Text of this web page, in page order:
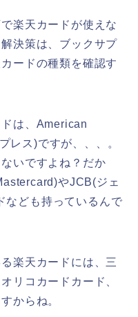
楽天カードが使えな
決策は、ブックサプ
ードの種類を確認す
は、American
レス)ですが、、、。
いですよね？だか
やJCB(ジェ
なども持っているんで
楽天カードには、三
リコカードカード、
からね。